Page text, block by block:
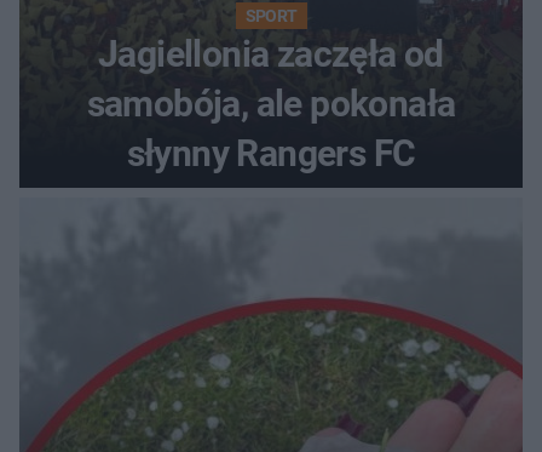
SPORT
Jagiellonia zaczęła od
samobója, ale pokonała
słynny Rangers FC